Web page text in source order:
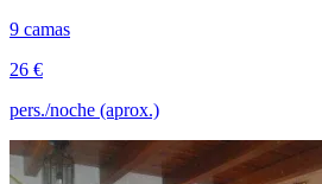
9 camas
26 €
pers./noche (aprox.)